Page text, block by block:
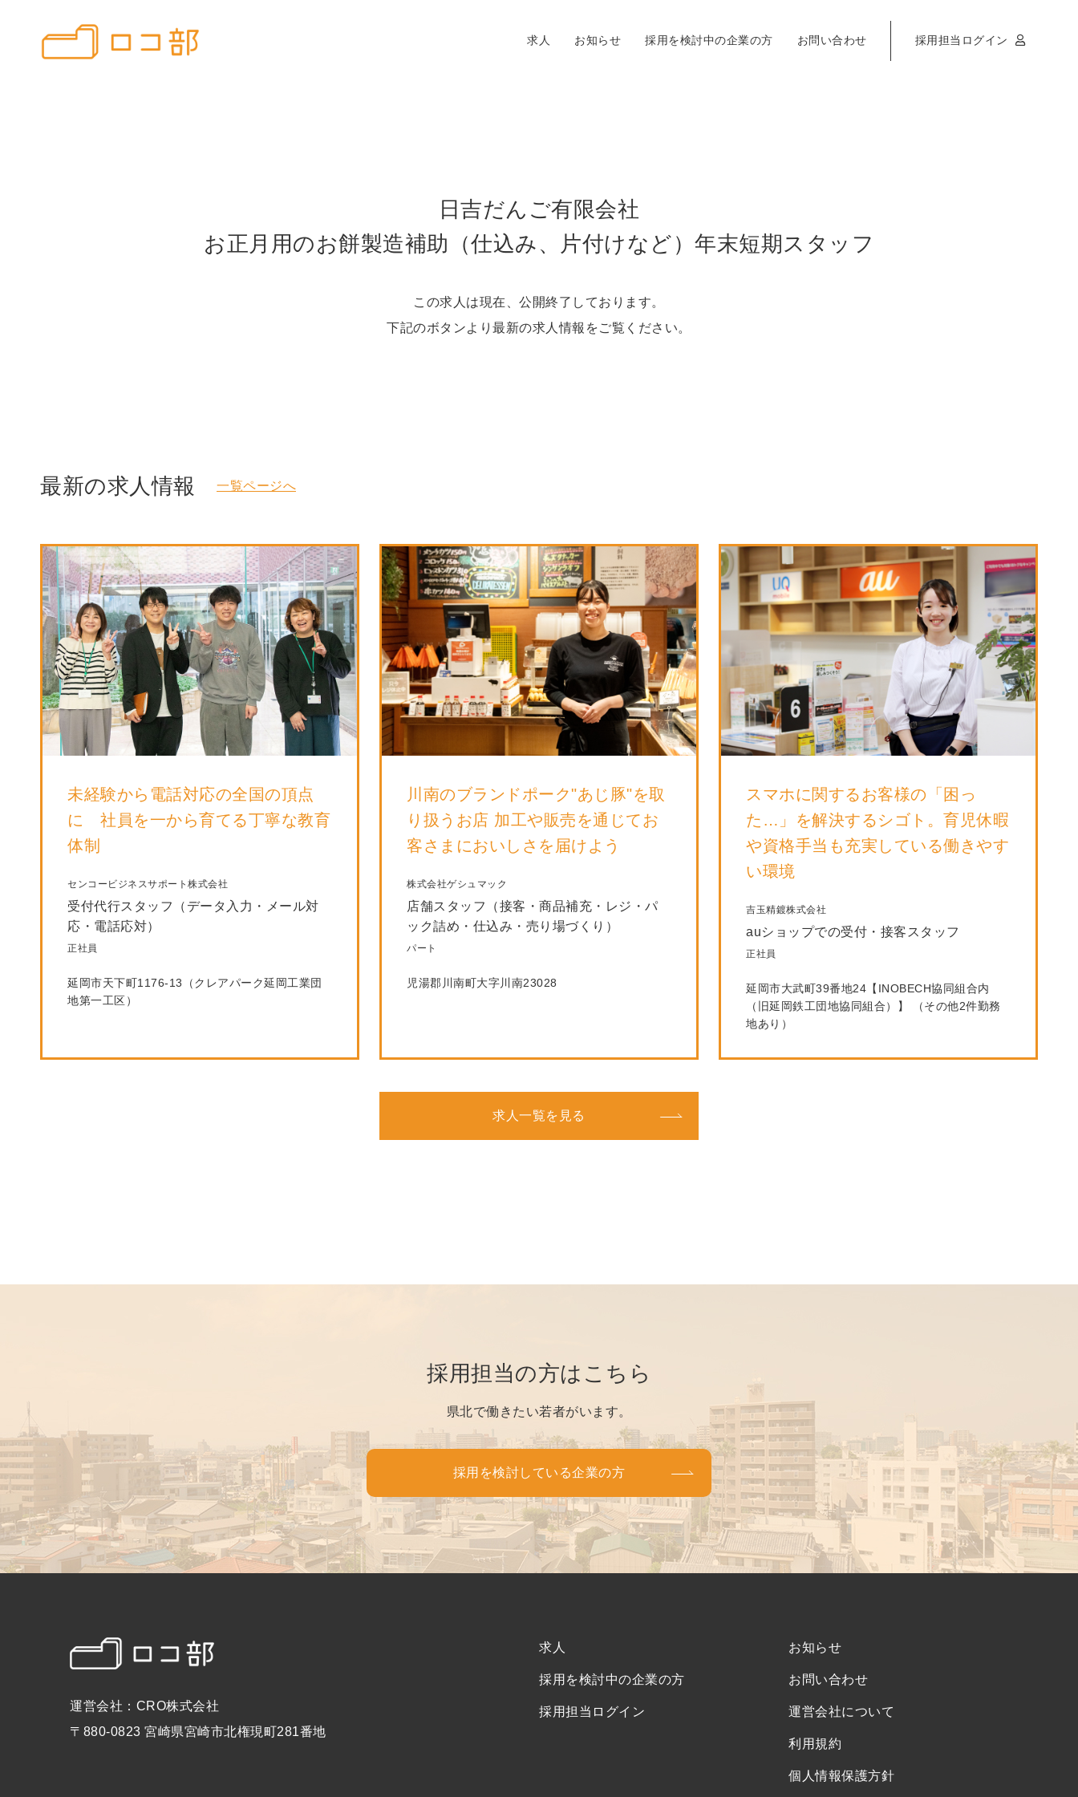
求人 お知らせ 採用を検討中の企業の方 お問い合わせ 採用担当ログイン
日吉だんご有限会社
お正月用のお餅製造補助（仕込み、片付けなど）年末短期スタッフ
この求人は現在、公開終了しております。
下記のボタンより最新の求人情報をご覧ください。
最新の求人情報 一覧ページへ
未経験から電話対応の全国の頂点
に 社員を一から育てる丁寧な教育
体制
センコービジネスサポート株式会社
受付代行スタッフ（データ入力・メール対
応・電話応対）
正社員
延岡市天下町1176-13（クレアパーク延岡工業団
地第一工区）
川南のブランドポーク"あじ豚"を取
り扱うお店 加工や販売を通じてお
客さまにおいしさを届けよう
株式会社ゲシュマック
店舗スタッフ（接客・商品補充・レジ・パ
ック詰め・仕込み・売り場づくり）
パート
児湯郡川南町大字川南23028
スマホに関するお客様の「困っ
た…」を解決するシゴト。育児休暇
や資格手当も充実している働きやす
い環境
吉玉精鍍株式会社
auショップでの受付・接客スタッフ
正社員
延岡市大武町39番地24【INOBECH協同組合内
（旧延岡鉄工団地協同組合）】 （その他2件勤務
地あり）
求人一覧を見る
採用担当の方はこちら
県北で働きたい若者がいます。
採用を検討している企業の方
運営会社：CRO株式会社
〒880-0823 宮崎県宮崎市北権現町281番地
求人
採用を検討中の企業の方
採用担当ログイン
お知らせ
お問い合わせ
運営会社について
利用規約
個人情報保護方針